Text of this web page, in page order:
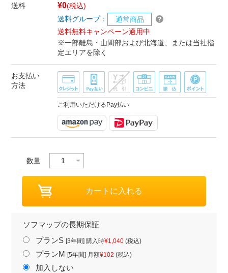
送料 ¥0(税込)
送料グループ：
通常商品
送料無料キャンペーン適用中
※一部離島・山間部および北海道、または当社指
定エリアを除く
お支払い
方法
ご利用いただけるPay払い
数量
ソフマップの長期保証
プランS [3年間] 購入時¥1,040(税込)
プランM [5年間] 月額¥102 (税込)
加入しない